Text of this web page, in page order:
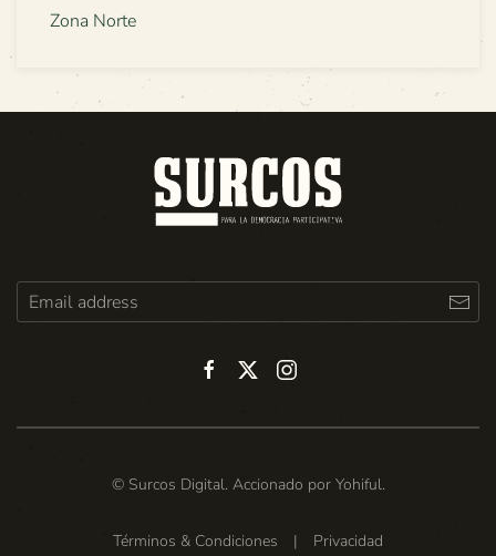
Zona Norte
© Surcos Digital. Accionado por Yohiful.
Términos & Condiciones | Privacidad